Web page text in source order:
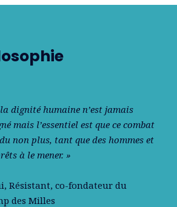
dignité humaine n’est jamais
mais l’essentiel est que ce combat
non plus, tant que des hommes et
à le mener. »
, Résistant, co-fondateur du
des Milles